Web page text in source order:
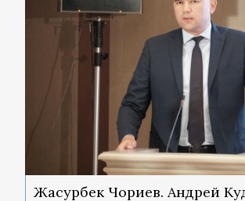
Жасурбек Чориев. Андрей